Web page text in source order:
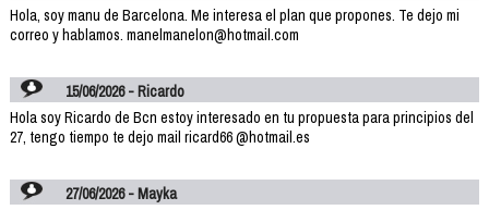
Hola, soy manu de Barcelona. Me interesa el plan que propones. Te dejo mi
correo y hablamos. manelmanelon@hotmail.com
15/06/2026 - Ricardo
Hola soy Ricardo de Bcn estoy interesado en tu propuesta para principios del
27, tengo tiempo te dejo mail ricard66 @hotmail.es
27/06/2026 - Mayka